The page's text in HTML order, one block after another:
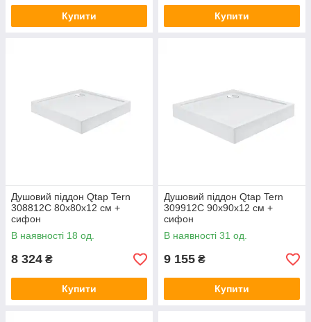
Купити Купити
Душовий піддон Qtap Tern
308812C 80x80x12 см +
сифон
В наявності 18 од.
8 324 ₴
Купити
Душовий піддон Qtap Tern
309912C 90x90x12 см +
сифон
В наявності 31 од.
9 155 ₴
Купити